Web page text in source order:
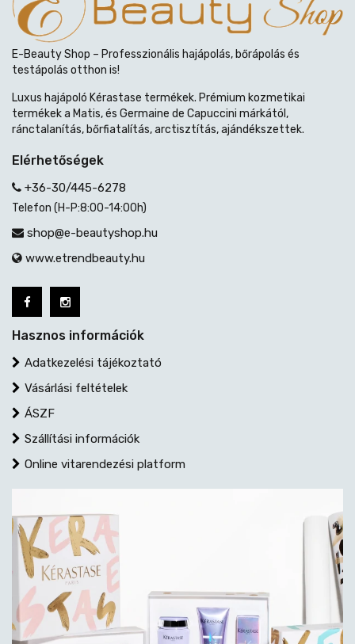
E-Beauty Shop – Professzionális hajápolás, bőrápolás és
testápolás otthon is!
Luxus hajápoló Kérastase termékek. Prémium kozmetikai
termékek a Matis, és Germaine de Capuccini márkától,
ránctalanítás, bőrfiatalítás, arctisztítás, ajándékszettek.
Elérhetőségek
+36-30/445-6278
Telefon (H-P:8:00-14:00h)
shop@e-beautyshop.hu
www.etrendbeauty.hu
Hasznos információk
Adatkezelési tájékoztató
Vásárlási feltételek
ÁSZF
Szállítási információk
Online vitarendezési platform